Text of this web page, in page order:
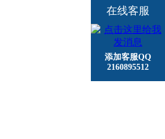
在线客服
添加客服QQ
2160895512